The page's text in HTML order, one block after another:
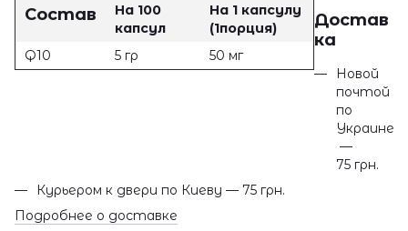
Состав
На 100
капсул
На 1 капсулу
(1порция)
Q10
5 гр 50 мг
Достав
ка
Новой
почтой
по
Украине
—
75 грн.
Курьером к двери по Киеву — 75 грн.
Подробнее о доставке